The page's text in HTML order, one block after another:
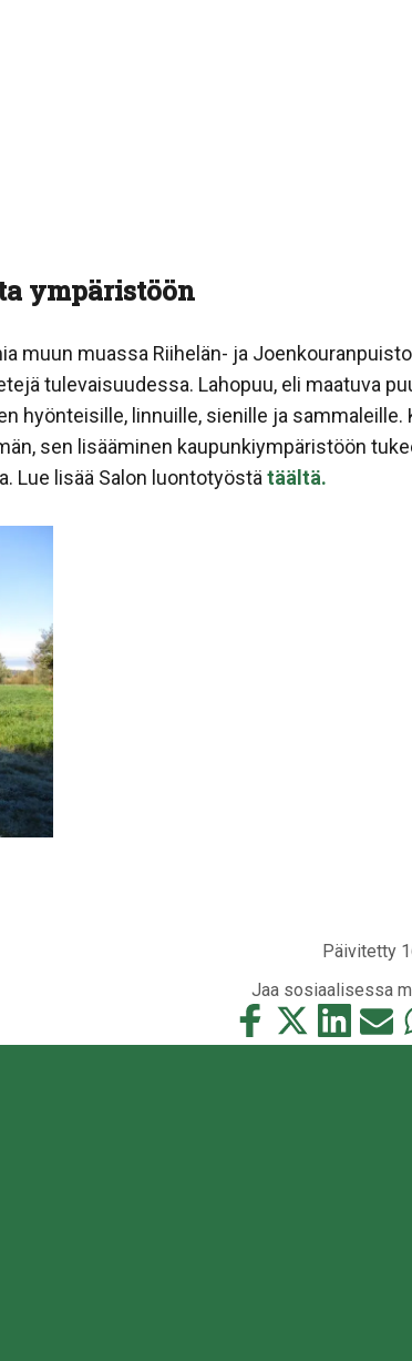
ympäristöön
muun muassa Riihelän- ja
tulevaisuudessa. Lahopuu, eli maatuva
hyönteisille, linnuille, sienille ja sammaleille.
sen lisääminen kaupunkiympäristöön
Lue lisää Salon luontotyöstä täältä.
Päivitetty
Jaa sosiaalisessa
Jaa
tämä
Jaa
tämä
Jaa
tämä
Jaa
tämä